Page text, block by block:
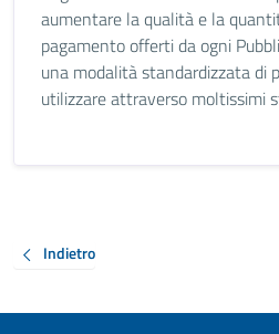
aumentare la qualità e la
pagamento offerti da ogni
una modalità standardizzata di
utilizzare attraverso moltissimi
Indietro